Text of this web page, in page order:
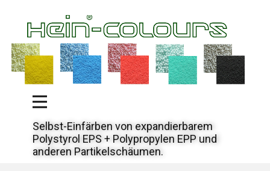
Selbst-Einfärben von expandierbarem
Polystyrol EPS + Polypropylen EPP und
anderen Partikelschäumen.